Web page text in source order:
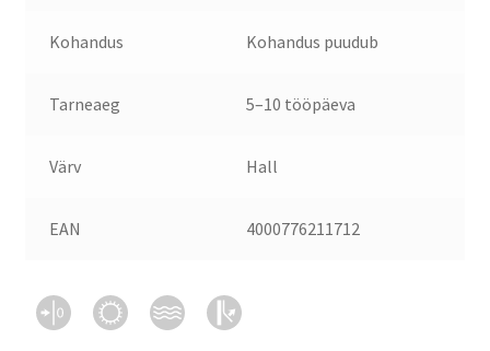
Kohandus Kohandus puudub
Tarneaeg 5–10 tööpäeva
Värv Hall
EAN 4000776211712